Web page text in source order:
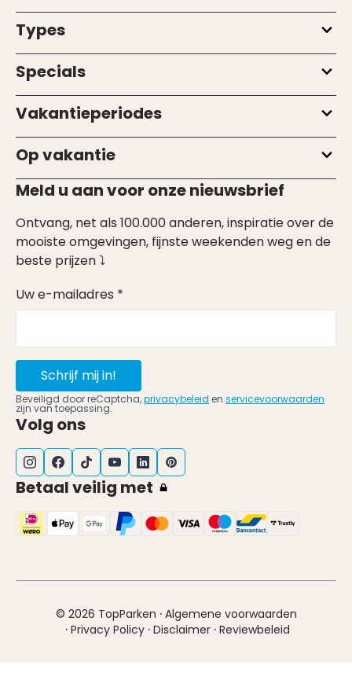
Types
Specials
Vakantieperiodes
Op vakantie
Meld u aan voor onze nieuwsbrief
Ontvang, net als 100.000 anderen, inspiratie over de
mooiste omgevingen, fijnste weekenden weg en de
beste prijzen ⤵
Uw e-mailadres *
Schrijf mij in!
Beveiligd door reCaptcha,privacybeleid en servicevoorwaarden
zijn van toepassing.
Volg ons
Betaal veilig met
© 2026 TopParken · Algemene voorwaarden
· Privacy Policy · Disclaimer · Reviewbeleid